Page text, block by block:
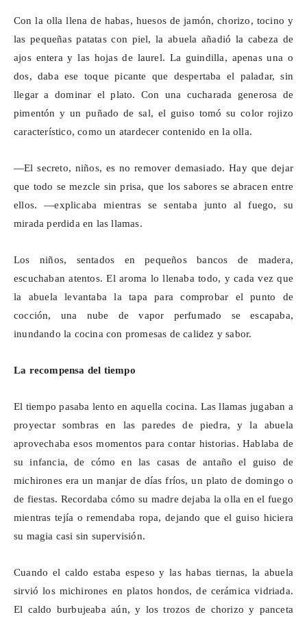
Con la olla llena de habas, huesos de jamón, chorizo, tocino y
las pequeñas patatas con piel, la abuela añadió la cabeza de
ajos entera y las hojas de laurel. La guindilla, apenas una o
dos, daba ese toque picante que despertaba el paladar, sin
llegar a dominar el plato. Con una cucharada generosa de
pimentón y un puñado de sal, el guiso tomó su color rojizo
característico, como un atardecer contenido en la olla.
—El secreto, niños, es no remover demasiado. Hay que dejar
que todo se mezcle sin prisa, que los sabores se abracen entre
ellos. —explicaba mientras se sentaba junto al fuego, su
mirada perdida en las llamas.
Los niños, sentados en pequeños bancos de madera,
escuchaban atentos. El aroma lo llenaba todo, y cada vez que
la abuela levantaba la tapa para comprobar el punto de
cocción, una nube de vapor perfumado se escapaba,
inundando la cocina con promesas de calidez y sabor.
La recompensa del tiempo
El tiempo pasaba lento en aquella cocina. Las llamas jugaban a
proyectar sombras en las paredes de piedra, y la abuela
aprovechaba esos momentos para contar historias. Hablaba de
su infancia, de cómo en las casas de antaño el guiso de
michirones era un manjar de días fríos, un plato de domingo o
de fiestas. Recordaba cómo su madre dejaba la olla en el fuego
mientras tejía o remendaba ropa, dejando que el guiso hiciera
su magia casi sin supervisión.
Cuando el caldo estaba espeso y las habas tiernas, la abuela
sirvió los michirones en platos hondos, de cerámica vidriada.
El caldo burbujeaba aún, y los trozos de chorizo y panceta